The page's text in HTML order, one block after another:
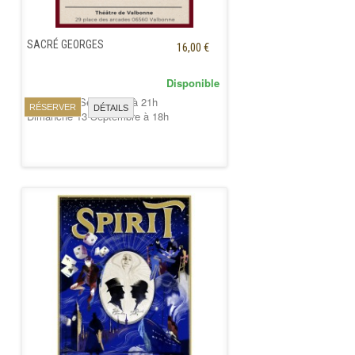
SACRÉ GEORGES 16,00 €
RÉSERVER DÉTAILS
Disponible
Samedi 12 Septembre à 21h
Dimanche 13 Septembre à 18h